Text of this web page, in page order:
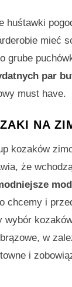
huśtawki
mieć
grube
par
must have.
NA
kozaków
że
chcemy i
wybór
w
i